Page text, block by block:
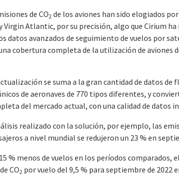
de CO2 de los aviones han sido elogiados
Virgin Atlantic, por su precisión, algo que Cirium
datos avanzados de seguimiento de vuelos por
cobertura completa de la utilización de aviones
se suma a la gran cantidad de datos de
de aeronaves de 770 tipos diferentes, y
del mercado actual, con una calidad de datos
realizado con la solución, por ejemplo, las
a nivel mundial se redujeron un 23 % en
% menos de vuelos en los períodos comparados,
CO2 por vuelo del 9,5 % para septiembre de 2022